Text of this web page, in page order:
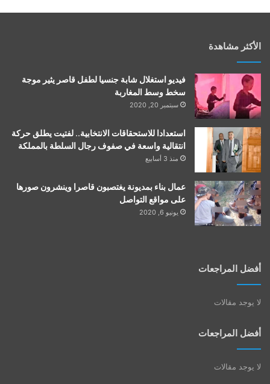
الأكثر مشاهدة
فيديو استغلال شابة جنسيا لطفل قاصر يثير موجة
سخط وسط المغاربة
سبتمبر 20, 2020
استعدادا للاستحقاقات الانتخابية.. لفتيت يطلق حركة
انتقالية واسعة في صفوف رجال السلطة بالمملكة
منذ 3 أسابيع
عمال بناء بمديونة يغتصبون قاصرا وينشرون صورها
على مواقع التواصل
يونيو 6, 2020
أفضل المراجعات
لا يوجد مقالات
أفضل المراجعات
لا يوجد مقالات